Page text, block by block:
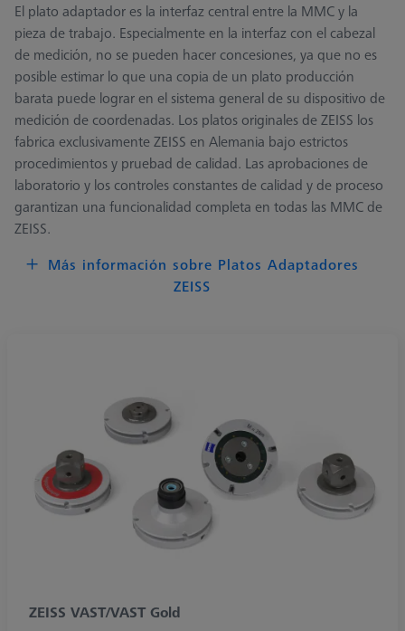
El plato adaptador es la interfaz central entre la MMC y la
pieza de trabajo. Especialmente en la interfaz con el cabezal
de medición, no se pueden hacer concesiones, ya que no es
posible estimar lo que una copia de un plato producción
barata puede lograr en el sistema general de su dispositivo de
medición de coordenadas. Los platos originales de ZEISS los
fabrica exclusivamente ZEISS en Alemania bajo estrictos
procedimientos y pruebad de calidad. Las aprobaciones de
laboratorio y los controles constantes de calidad y de proceso
garantizan una funcionalidad completa en todas las MMC de
ZEISS.
Más información sobre Platos Adaptadores
ZEISS
ZEISS VAST/VAST Gold